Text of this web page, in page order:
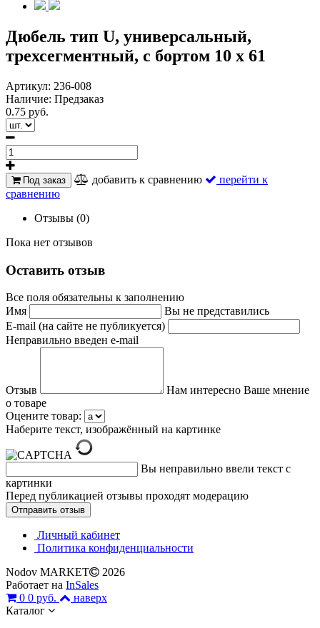
Дюбель тип U, универсальный,
трехсегментный, с бортом 10 х 61
Артикул: 236-008
Наличие: Предзаказ
0.75 руб.
Под заказ добавить к сравнению
перейти к
сравнению
Отзывы (0)
Пока нет отзывов
Оставить отзыв
Все поля обязательны к заполнению
Имя
Вы не представились
E-mail (на сайте не публикуется)
Неправильно введен e-mail
Отзыв
Нам интересно Ваше мнение
о товаре
Оцените товар:
Наберите текст, изображённый на картинке
Вы неправильно ввели текст с
картинки
Перед публикацией отзывы проходят модерацию
Личный кабинет
Политика конфиденциальности
Nodov MARKET
2026
Работает на InSales
0 0 руб.
наверх
Каталог